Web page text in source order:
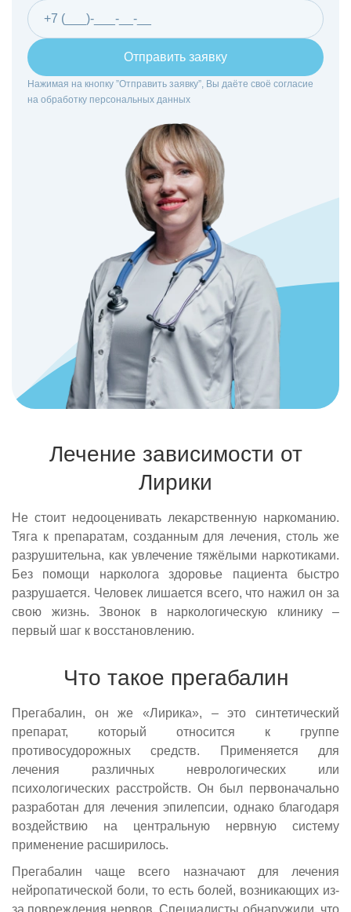
Отправить заявку
Нажимая на кнопку ”Отправить заявку”, Вы даёте своё согласие
на обработку персональных данных
Лечение зависимости от
Лирики
Не стоит недооценивать лекарственную наркоманию.
Тяга к препаратам, созданным для лечения, столь же
разрушительна, как увлечение тяжёлыми наркотиками.
Без помощи нарколога здоровье пациента быстро
разрушается. Человек лишается всего, что нажил он за
свою жизнь. Звонок в наркологическую клинику –
первый шаг к восстановлению.
Что такое прегабалин
Прегабалин, он же «Лирика», – это синтетический
препарат, который относится к группе
противосудорожных средств. Применяется для
лечения различных неврологических или
психологических расстройств. Он был первоначально
разработан для лечения эпилепсии, однако благодаря
воздействию на центральную нервную систему
применение расширилось.
Прегабалин чаще всего назначают для лечения
нейропатической боли, то есть болей, возникающих из-
за повреждения нервов. Специалисты обнаружили, что